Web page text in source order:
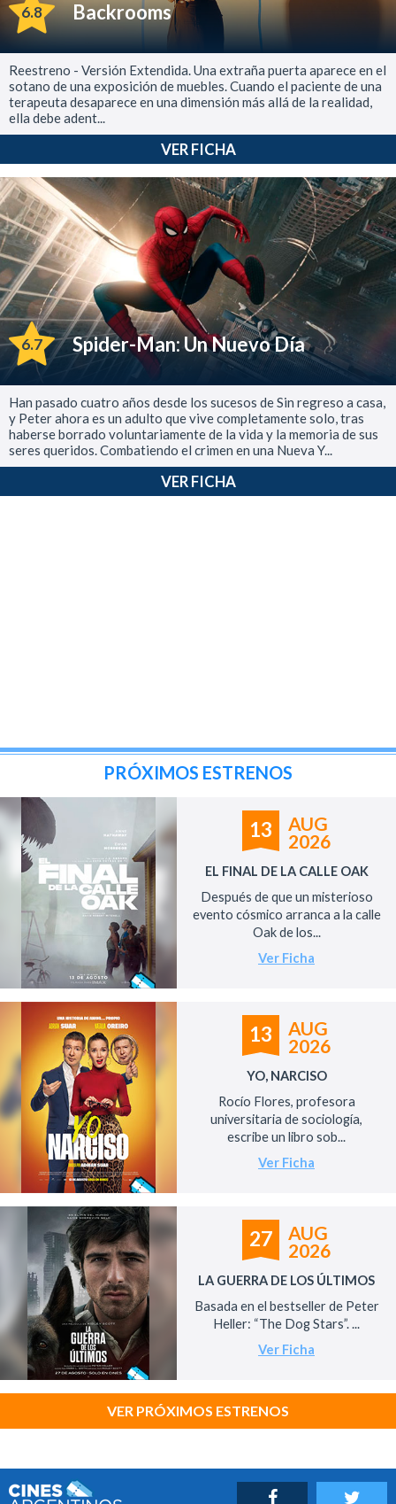
6.8 Backrooms
Reestreno - Versión Extendida. Una extraña puerta aparece en el
sotano de una exposición de muebles. Cuando el paciente de una
terapeuta desaparece en una dimensión más allá de la realidad,
ella debe adent...
VER FICHA
6.7 Spider-Man: Un Nuevo Día
Han pasado cuatro años desde los sucesos de Sin regreso a casa,
y Peter ahora es un adulto que vive completamente solo, tras
haberse borrado voluntariamente de la vida y la memoria de sus
seres queridos. Combatiendo el crimen en una Nueva Y...
VER FICHA
PRÓXIMOS ESTRENOS
13
AUG
2026
EL FINAL DE LA CALLE OAK
Después de que un misterioso
evento cósmico arranca a la calle
Oak de los...
Ver Ficha
13
AUG
2026
YO, NARCISO
Rocío Flores, profesora
universitaria de sociología,
escribe un libro sob...
Ver Ficha
27
AUG
2026
LA GUERRA DE LOS ÚLTIMOS
Basada en el bestseller de Peter
Heller: “The Dog Stars”. ...
Ver Ficha
VER PRÓXIMOS ESTRENOS